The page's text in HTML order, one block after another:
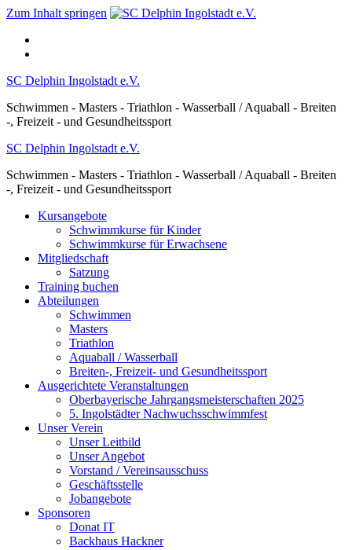
Zum Inhalt springen
SC Delphin Ingolstadt e.V.
Schwimmen - Masters - Triathlon - Wasserball / Aquaball - Breiten
-, Freizeit - und Gesundheitssport
SC Delphin Ingolstadt e.V.
Schwimmen - Masters - Triathlon - Wasserball / Aquaball - Breiten
-, Freizeit - und Gesundheitssport
Kursangebote
Schwimmkurse für Kinder
Schwimmkurse für Erwachsene
Mitgliedschaft
Satzung
Training buchen
Abteilungen
Schwimmen
Masters
Triathlon
Aquaball / Wasserball
Breiten-, Freizeit- und Gesundheitssport
Ausgerichtete Veranstaltungen
Oberbayerische Jahrgangsmeisterschaften 2025
5. Ingolstädter Nachwuchsschwimmfest
Unser Verein
Unser Leitbild
Unser Angebot
Vorstand / Vereinsausschuss
Geschäftsstelle
Jobangebote
Sponsoren
Donat IT
Backhaus Hackner